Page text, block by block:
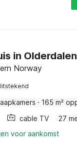
in Olderdalen
Norway
· 165 m²
cable TV
27
voor aankomst